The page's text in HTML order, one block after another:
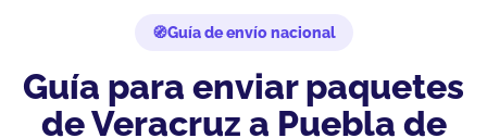
Guía de envío nacional
Guía para enviar paquetes
de Veracruz a Puebla de